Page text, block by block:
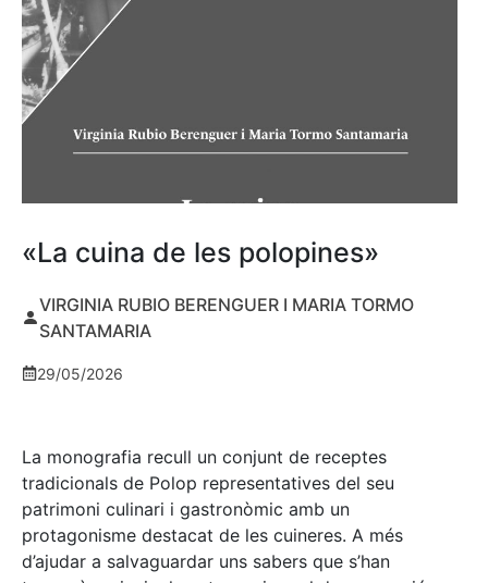
«La cuina de les polopines»
VIRGINIA RUBIO BERENGUER I MARIA TORMO
SANTAMARIA
29/05/2026
La monografia recull un conjunt de receptes
tradicionals de Polop representatives del seu
patrimoni culinari i gastronòmic amb un
protagonisme destacat de les cuineres. A més
d’ajudar a salvaguardar uns sabers que s’han